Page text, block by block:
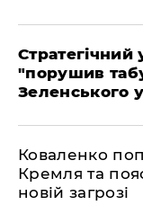
Стратегічний
"порушив
Зеленського
Коваленко
Кремля та
новій загрозі